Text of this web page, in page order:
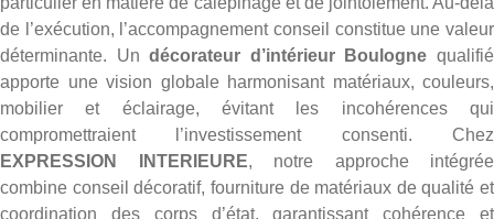
de l’exécution, l’accompagnement conseil constitue une valeur
déterminante. Undécorateur d’intérieur Boulogne qualifié
apporte une vision globale harmonisant matériaux, couleurs,
mobilier et éclairage, évitant les incohérences qui
compromettraient l’investissement consenti. Chez
EXPRESSION INTERIEURE, notre approche intégrée
combine conseil décoratif, fourniture de matériaux de qualité et
coordination des corps d’état, garantissant cohérence et